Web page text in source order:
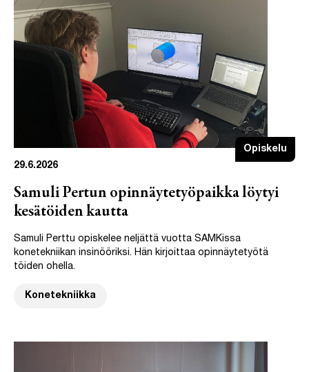
Opiskelu
29.6.2026
Samuli Pertun opinnäytetyöpaikka löytyi
kesätöiden kautta
Samuli Perttu opiskelee neljättä vuotta SAMKissa
konetekniikan insinööriksi. Hän kirjoittaa opinnäytetyötä
töiden ohella.
Konetekniikka